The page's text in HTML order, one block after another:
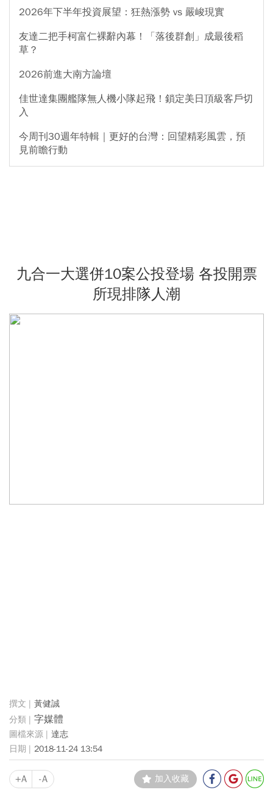
2026年下半年投資展望：狂熱漲勢 vs 嚴峻現實
友達二把手柯富仁裸辭內幕！「落後群創」成最後稻
草？
2026前進大南方論壇
佳世達集團艦隊無人機小隊起飛！鎖定美日頂級客戶切
入
今周刊30週年特輯｜更好的台灣：回望精彩風雲，預
見前瞻行動
九合一大選併10案公投登場 各投開票
所現排隊人潮
黃健誠
字媒體
達志
2018-11-24 13:54
+A -A 加入收藏